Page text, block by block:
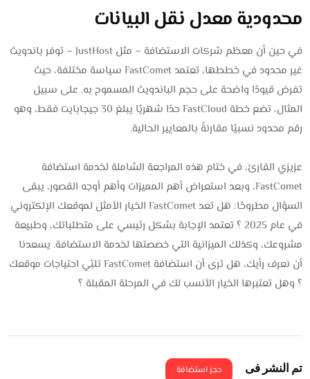
محدودية معدل نقل البيانات
في حين أن معظم شركات الاستضافة – مثل JustHost – توفر باندويث
غير محدود في خططها، تعتمد FastComet سياسة مختلفة، حيث
تفرض قيودًا واضحة على حجم الباندويث المسموح به. على سبيل
المثال، تضع خطة FastCloud حدًا شهريًا يبلغ 30 جيجابايت فقط، وهو
رقم محدود نسبيًا مقارنةً بالمعايير الحالية.
عزيزي القارئ، في ختام هذه المراجعة الشاملة لخدمة استضافة
FastComet، وبعد استعراض أهم المميزات وأهم أوجه القصور، يبقى
السؤال مطروحًا: هل تعد FastComet الخيار الأمثل لموقعك الإلكتروني
في عام 2025 ؟ تعتمد الإجابة بشكل رئيسي على متطلباتك، وطبيعة
مشروعك، وكذلك الميزانية التي خصصتها لخدمة الاستضافة. يسعدنا
أن نعرف رأيك، هل ترى أن استضافة FastComet تلبّي احتياجات موقعك
؟ وهل تعتبرها الخيار الأنسب لك في المرحلة المقبلة ؟
تم النشر فى حجز استضافة